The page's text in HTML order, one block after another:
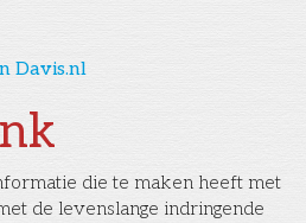
die te maken heeft met
de levenslange indringende
Davis.nl